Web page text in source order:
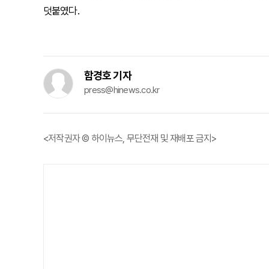
덧붙였다.
함경호 기자
press@hinews.co.kr
<저작권자 © 하이뉴스, 무단전재 및 재배포 금지>